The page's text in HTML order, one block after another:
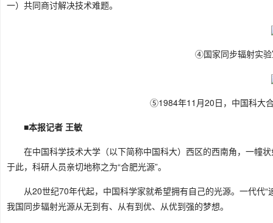
一）共同商讨解决技术难题。
④国家同步辐射实
⑤1984年11月20日，中国科大
■本报记者 王敏
在中国科学技术大学（以下简称中国科大）西区的西南角，一幢
于此，科研人员亲切地称之为“合肥光源”。
从20世纪70年代起，中国科学家就希望拥有自己的光源。一代代
我国同步辐射光源从无到有、从有到优、从优到强的梦想。